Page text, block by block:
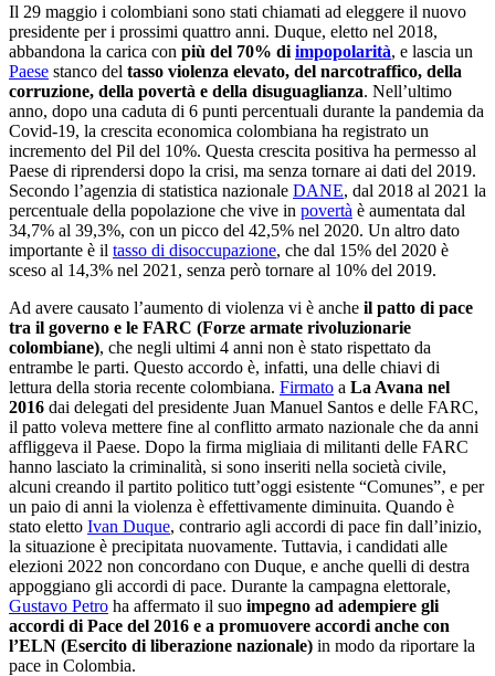
Il 29 maggio i colombiani sono stati chiamati ad eleggere il nuovo
presidente per i prossimi quattro anni. Duque, eletto nel 2018,
abbandona la carica con più del 70% di impopolarità, e lascia un
Paese stanco del tasso violenza elevato, del narcotraffico, della
corruzione, della povertà e della disuguaglianza. Nell’ultimo
anno, dopo una caduta di 6 punti percentuali durante la pandemia da
Covid-19, la crescita economica colombiana ha registrato un
incremento del Pil del 10%. Questa crescita positiva ha permesso al
Paese di riprendersi dopo la crisi, ma senza tornare ai dati del 2019.
Secondo l’agenzia di statistica nazionale DANE, dal 2018 al 2021 la
percentuale della popolazione che vive in povertà è aumentata dal
34,7% al 39,3%, con un picco del 42,5% nel 2020. Un altro dato
importante è il tasso di disoccupazione, che dal 15% del 2020 è
sceso al 14,3% nel 2021, senza però tornare al 10% del 2019.
Ad avere causato l’aumento di violenza vi è anche il patto di pace
tra il governo e le FARC (Forze armate rivoluzionarie
colombiane), che negli ultimi 4 anni non è stato rispettato da
entrambe le parti. Questo accordo è, infatti, una delle chiavi di
lettura della storia recente colombiana. Firmato a La Avana nel
2016 dai delegati del presidente Juan Manuel Santos e delle FARC,
il patto voleva mettere fine al conflitto armato nazionale che da anni
affliggeva il Paese. Dopo la firma migliaia di militanti delle FARC
hanno lasciato la criminalità, si sono inseriti nella società civile,
alcuni creando il partito politico tutt’oggi esistente “Comunes”, e per
un paio di anni la violenza è effettivamente diminuita. Quando è
stato eletto Ivan Duque, contrario agli accordi di pace fin dall’inizio,
la situazione è precipitata nuovamente. Tuttavia, i candidati alle
elezioni 2022 non concordano con Duque, e anche quelli di destra
appoggiano gli accordi di pace. Durante la campagna elettorale,
Gustavo Petro ha affermato il suo impegno ad adempiere gli
accordi di Pace del 2016 e a promuovere accordi anche con
l’ELN (Esercito di liberazione nazionale) in modo da riportare la
pace in Colombia.